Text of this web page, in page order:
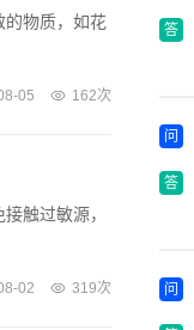
物质，如花
05 162次
触过敏源，
02 319次